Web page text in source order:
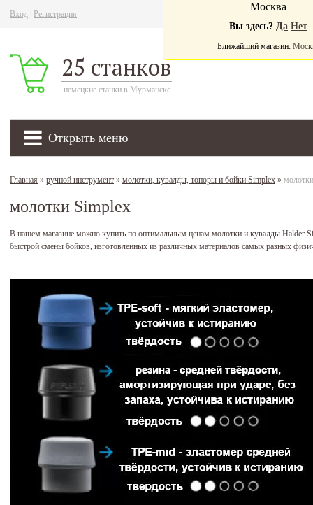
Вход Регистрация
25 станков
немецкие станки в Мурманске
Открыть меню
Москва
Вы здесь? Да Нет
Ближайший магазин:
Главная » ручной инструмент » молотки, кувалды, топоры и бойки Simplex »
молотки Simplex
В нашем магазине можно купить по оптимальным ценам молотки и кувалды Halder
быстрой смены бойков, изготовленных из различных материалов самых разных